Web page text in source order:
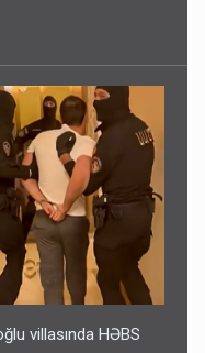
villasında HƏBS